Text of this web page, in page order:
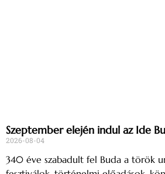
Szeptember elején indul az Ide
2026-08-04
340 éve szabadult fel Buda a török